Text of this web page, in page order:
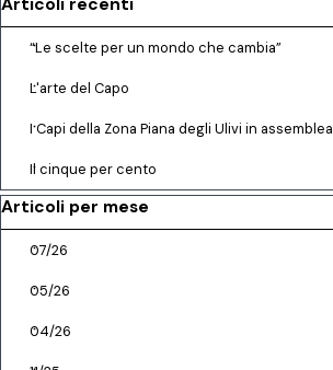
Articoli recenti
“Le scelte per un mondo che cambia”
L'arte del Capo
I Capi della Zona Piana degli Ulivi in assemblea
Il cinque per cento
Salta blocco Articoli per mese
Articoli per mese
07/26
05/26
04/26